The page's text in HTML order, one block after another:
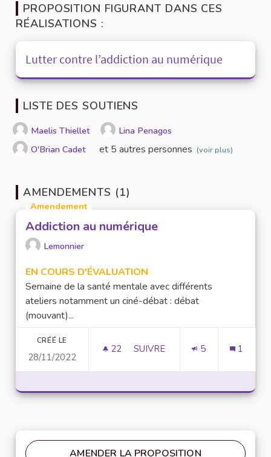
PROPOSITION FIGURANT DANS CES
RÉALISATIONS :
Lutter contre l’addiction au numérique
LISTE DES SOUTIENS
Maelis Thiellet
Lina Penagos
O'Brian Cadet
et 5 autres personnes (voir plus)
AMENDEMENTS (1)
Amendement
Addiction au numérique
Lemonnier
EN COURS D'ÉVALUATION
Semaine de la santé mentale avec différents
ateliers notamment un ciné-débat : débat
(mouvant)...
CRÉÉ LE
28/11/2022
22 22 ABONNÉS
SUIVRE 5 1
AMENDER LA PROPOSITION